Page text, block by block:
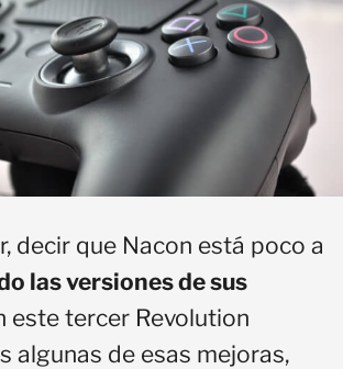
decir que Nacon está poco a
las versiones de sus
este tercer Revolution
algunas de esas mejoras,